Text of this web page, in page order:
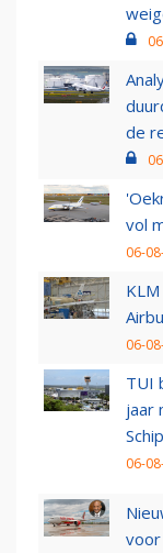
de
vol
06-
06-
TUI
jaar
06-
voor